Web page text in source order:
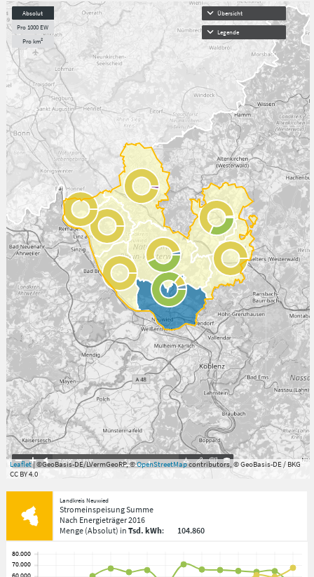
Absolut
Pro 1000 EW
Pro km²
Übersicht
Legende
7.059°,49.813° 5km
Leaflet| ©GeoBasis-DE/LVermGeoRP, ©OpenStreetMapcontributors, © GeoBasis-DE / BKG
CC BY 4.0
Landkreis Neuwied
Stromeinspeisung Summe
Nach Energieträger2016
Menge(Absolut) in Tsd. kWh: 104.860